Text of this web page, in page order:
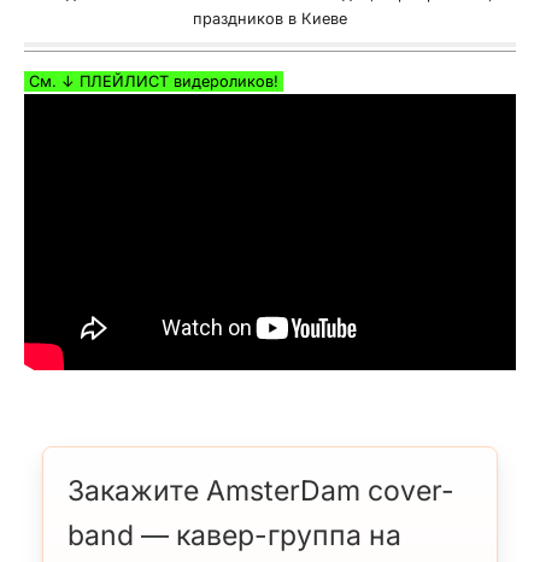
праздников в Киеве
См. ↓ ПЛЕЙЛИСТ видероликов!
Закажите AmsterDam cover-
band — кавер-группа на